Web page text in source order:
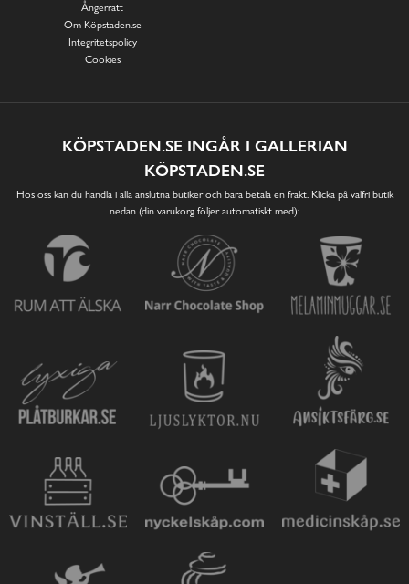
Ångerrätt
Om Köpstaden.se
Integritetspolicy
Cookies
KÖPSTADEN.SE INGÅR I GALLERIAN
KÖPSTADEN.SE
Hos oss kan du handla i alla anslutna butiker och bara betala en frakt. Klicka på valfri butik
nedan (din varukorg följer automatiskt med):